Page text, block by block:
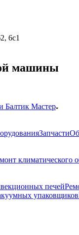
6с1
машины
Балтик Мастер
Запчасти
климатического
печей
упаковщиков